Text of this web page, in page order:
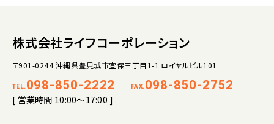
株式会社ライフコーポレーション
〒901-0244 沖縄県豊見城市宜保三丁目1-1 ロイヤルビル101
TEL. 098-850-2222 FAX. 098-850-2752
[ 営業時間 10:00～17:00 ]